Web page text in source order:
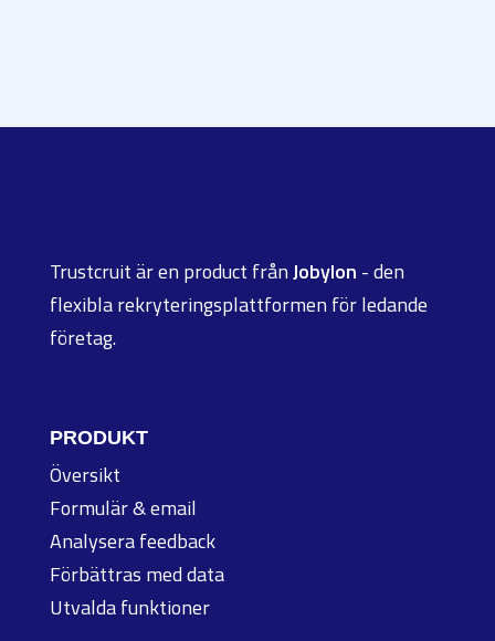
Trustcruit är en product frånJobylon - den
flexibla rekryteringsplattformen för ledande
företag.
PRODUKT
Översikt
Formulär & email
Analysera feedback
Förbättras med data
Utvalda funktioner